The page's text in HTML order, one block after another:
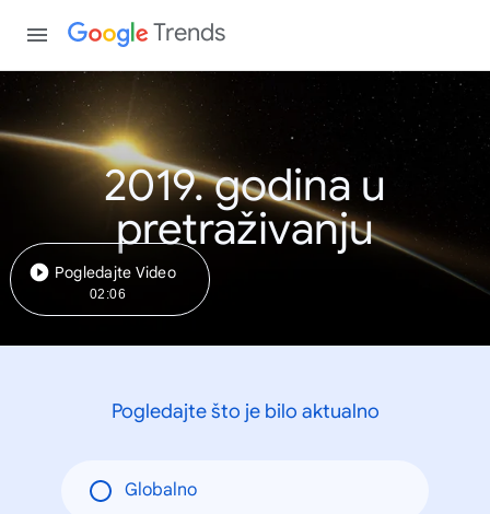
Trends
2019. godina u
pretraživanju
Pogledajte Video
02:06
Pogledajte što je bilo aktualno
Globalno